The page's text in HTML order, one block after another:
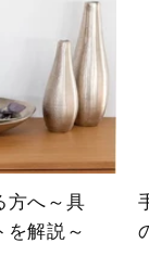
方へ～具
を解説～